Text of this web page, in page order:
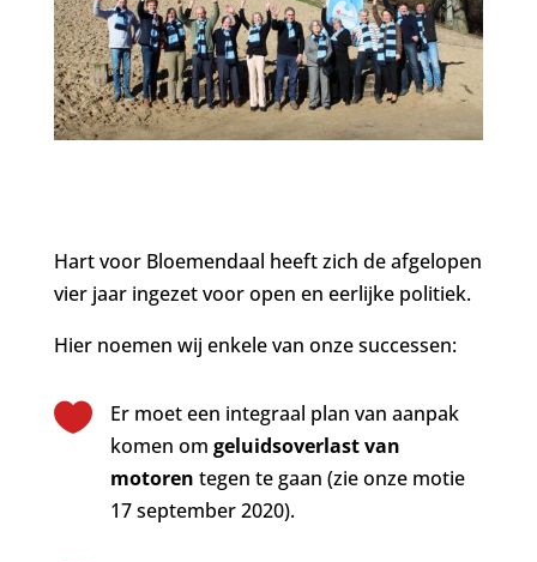
Hart voor Bloemendaal heeft zich de afgelopen
vier jaar ingezet voor open en eerlijke politiek.
Hier noemen wij enkele van onze successen:

Er moet een integraal plan van aanpak
komen om geluidsoverlast van
motoren tegen te gaan (zie onze motie
17 september 2020).